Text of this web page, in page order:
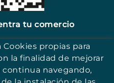
tu comercio
propias para
la finalidad de mejorar
continua navegando,